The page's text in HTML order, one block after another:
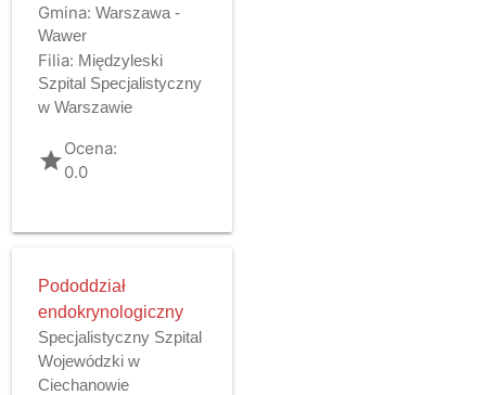
Gmina: Warszawa -
Wawer
Filia: Międzyleski
Szpital Specjalistyczny
w Warszawie
gradeOcena:
0.0
Pododdział
endokrynologiczny
Specjalistyczny Szpital
Wojewódzki w
Ciechanowie